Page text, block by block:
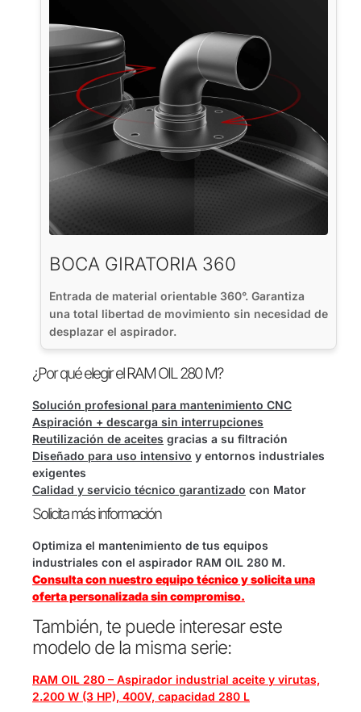
BOCA GIRATORIA 360
Entrada de material orientable 360°. Garantiza
una total libertad de movimiento sin necesidad de
desplazar el aspirador.
¿Por qué elegir el RAM OIL 280 M?
Solución profesional para mantenimiento CNC
Aspiración + descarga sin interrupciones
Reutilización de aceites gracias a su filtración
Diseñado para uso intensivo y entornos industriales
exigentes
Calidad y servicio técnico garantizado con Mator
Solicita más información
Optimiza el mantenimiento de tus equipos
industriales con el aspirador RAM OIL 280 M.
Consulta con nuestro equipo técnico y solicita una
oferta personalizada sin compromiso.
También, te puede interesar este
modelo de la misma serie:
RAM OIL 280 – Aspirador industrial aceite y virutas,
2.200 W (3 HP), 400V, capacidad 280 L